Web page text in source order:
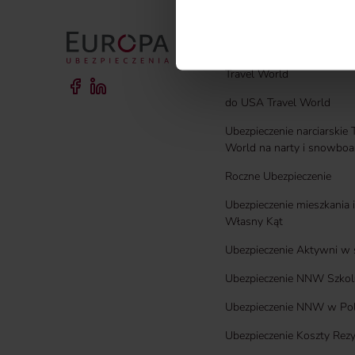
partnerzy. Szczegółowe
Travel World
do USA Travel World
Ubezpieczenie narciarskie
World na narty i
Roczne Ubezpieczenie
Ubezpieczenie mieszkania
Własny Kąt
Ubezpieczenie Aktywni w
Ubezpieczenie NNW
Ubezpieczenie NNW w
Ubezpieczenie Koszty